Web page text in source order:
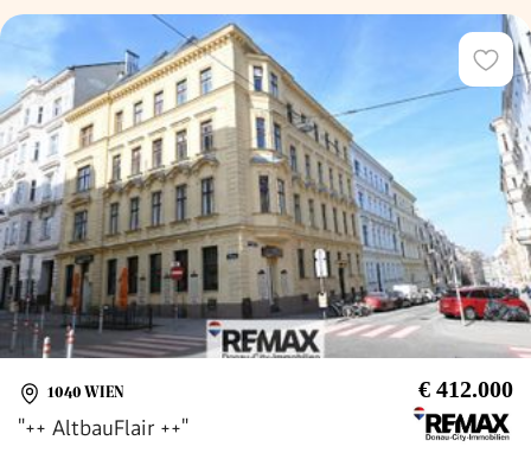
1040 WIEN € 412.000
"++ AltbauFlair ++"